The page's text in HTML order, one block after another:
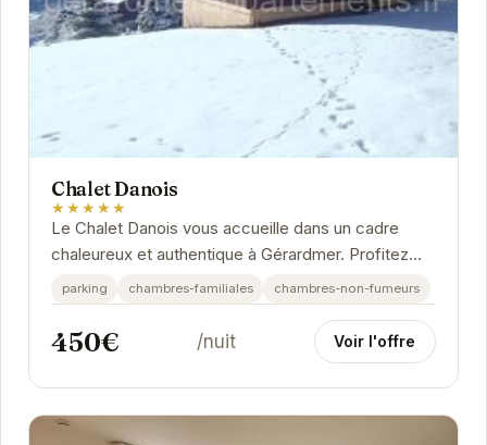
Chalet Danois
★★★★★
Le Chalet Danois vous accueille dans un cadre
chaleureux et authentique à Gérardmer. Profitez
d'un séjour confortable au cœur des montagnes...
parking chambres-familiales chambres-non-fumeurs
450€ /nuit Voir l'offre